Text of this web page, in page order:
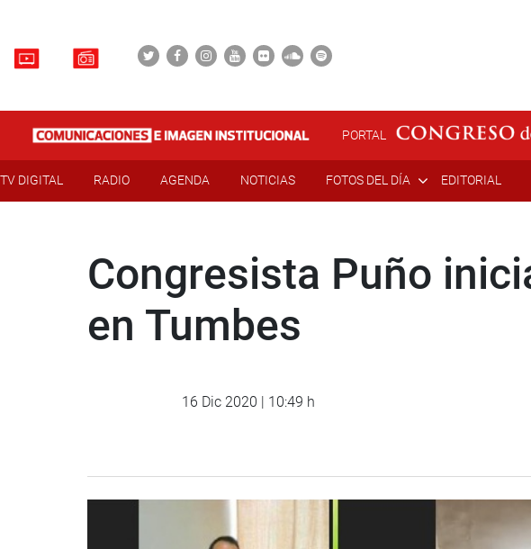
PORTAL
TV DIGITAL RADIO AGENDA NOTICIAS FOTOS DEL DÍA EDITORIAL
Congresista Puño
en Tumbes
16 Dic 2020 | 10:49 h